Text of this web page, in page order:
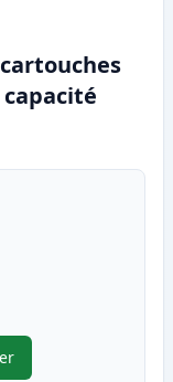
cartouches
2 Canon CLI-571XL